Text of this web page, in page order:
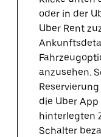
oder in der
Uber Rent
anzusehen.
die Uber
hinterlegten
Schalter